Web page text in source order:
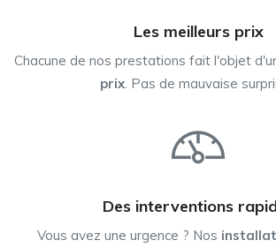
Les meilleurs prix
Chacune de nos prestations fait l'objet
prix . Pas de mauvaise
Des interventions
Vous avez une urgence ? Nos